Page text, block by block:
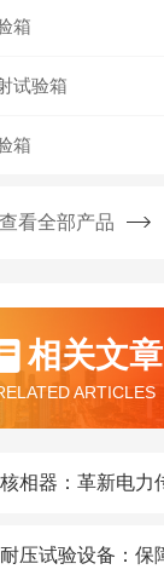
箱
试验箱
箱
查看全部产品
相关文章
ARTICLES